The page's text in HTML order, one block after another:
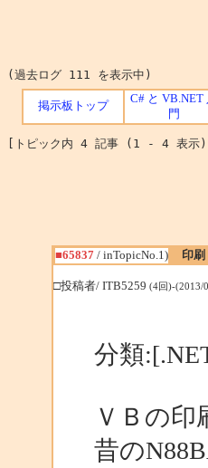
(過去ログ 111 を表示中)
掲示板トップ
C# と VB.NET
門
[トピック内 4 記事 (1 - 4 表
■65837/ inTopicNo.1) 印刷
□投稿者/ ITB5259 (4回)-(2013/
分類
ＶＢの
昔の